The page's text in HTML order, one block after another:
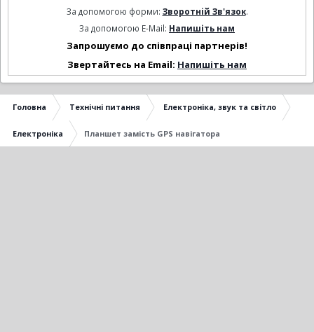
За допомогою форми: Зворотній Зв'язок.
За допомогою E-Mail: Напишіть нам
Запрошуємо до співпраці партнерів!
Звертайтесь на Email: Напишіть нам
Головна Технічні питання Електроніка, звук та світло
Електроніка Планшет замість GPS навігатора